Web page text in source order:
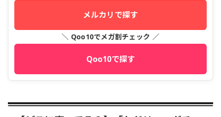
メルカリで探す
＼ Qoo10でメガ割チェック ／
Qoo10で探す